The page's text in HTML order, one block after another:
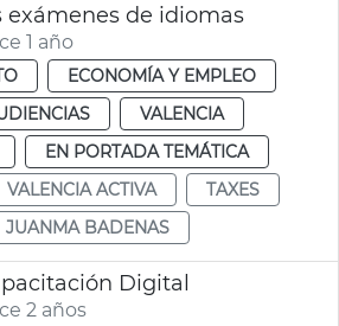
exámenes de idiomas
1 año
ECONOMÍA Y EMPLEO
VALENCIA
EN PORTADA TEMÁTICA
VALENCIA ACTIVA
TAXES
JUANMA BADENAS
Digital
2 años